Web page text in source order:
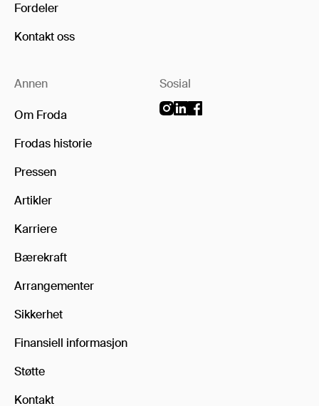
Fordeler
Kontakt oss
Annen
Om Froda
Frodas historie
Pressen
Artikler
Karriere
Bærekraft
Arrangementer
Sikkerhet
Finansiell informasjon
Støtte
Kontakt
Sosial